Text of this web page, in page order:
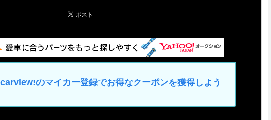
carview!のマイカー登録でお得なクーポンを獲得しよう